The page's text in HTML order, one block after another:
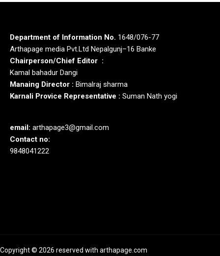
Department of Information No. 1648/076-77
Arthapage media Pvt.Ltd Nepalgunj–16 Banke
Chairperson/Chief Editor :
Kamal bahadur Dangi
Manaing Director : Bimalraj sharma
Karnali Provice Representative : Suman Nath yogi
email: arthapage3@gmail.com
Contact no:
9848041222
Copyright © 2026 reserved with arthapage.com